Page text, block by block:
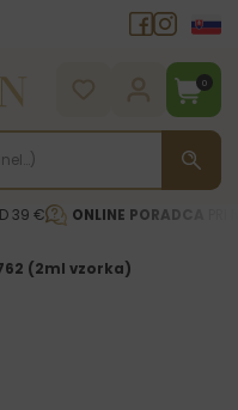
0
39 € ONLINE PORADCA
(2ml vzorka)